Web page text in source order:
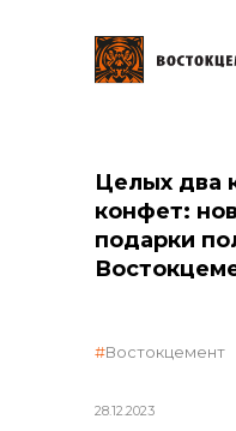
Объекты
общая
Целых два
конфет:
подарки
28.12.2023
Востокцемент